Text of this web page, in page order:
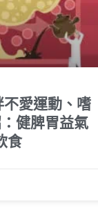
愛運動、嗜
健脾胃益氣
食